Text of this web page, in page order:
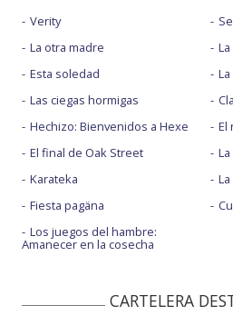
Verity
La otra madre
Esta soledad
Las ciegas hormigas
Hechizo: Bienvenidos a Hexe
El final de Oak Street
Karateka
Fiesta pagäna
Los juegos del hambre:
Amanecer en la cosecha
El
CARTELERA